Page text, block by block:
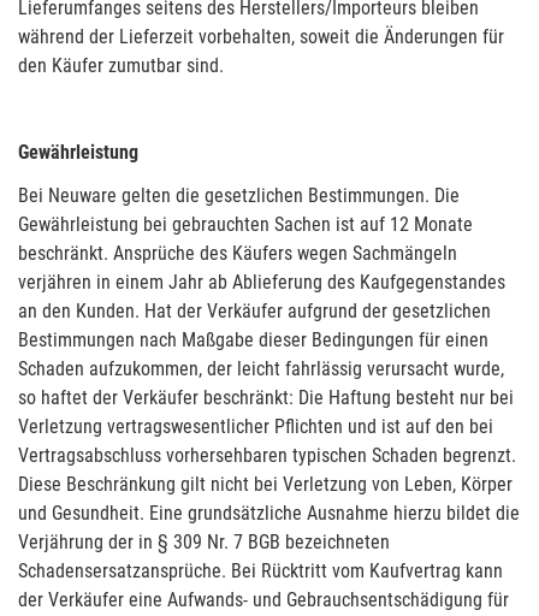
Lieferumfanges seitens des Herstellers/Importeurs bleiben
während der Lieferzeit vorbehalten, soweit die Änderungen für
den Käufer zumutbar sind.
Gewährleistung
Bei Neuware gelten die gesetzlichen Bestimmungen. Die
Gewährleistung bei gebrauchten Sachen ist auf 12 Monate
beschränkt. Ansprüche des Käufers wegen Sachmängeln
verjähren in einem Jahr ab Ablieferung des Kaufgegenstandes
an den Kunden. Hat der Verkäufer aufgrund der gesetzlichen
Bestimmungen nach Maßgabe dieser Bedingungen für einen
Schaden aufzukommen, der leicht fahrlässig verursacht wurde,
so haftet der Verkäufer beschränkt: Die Haftung besteht nur bei
Verletzung vertragswesentlicher Pflichten und ist auf den bei
Vertragsabschluss vorhersehbaren typischen Schaden begrenzt.
Diese Beschränkung gilt nicht bei Verletzung von Leben, Körper
und Gesundheit. Eine grundsätzliche Ausnahme hierzu bildet die
Verjährung der in § 309 Nr. 7 BGB bezeichneten
Schadensersatzansprüche. Bei Rücktritt vom Kaufvertrag kann
der Verkäufer eine Aufwands- und Gebrauchsentschädigung für